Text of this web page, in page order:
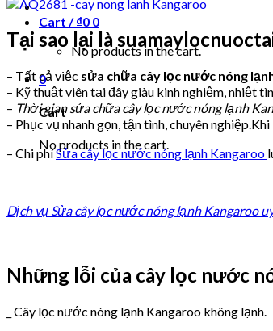
Cart /₫0 0
No products in the cart.
0
Cart
No products in the cart.
Tại sao lại là
– Tất cả việc sửa chữa cây lọc nước nóng
– Kỹ thuật viên tại đây giàu kinh nghiệm, nhiệt
– Thời gian sửa chữa cây lọc nước nóng lạnh
– Phục vụ nhanh gọn, tận tình, chuyên
– Chi phíSửa cây lọc nước nóng lạnh Kangaroo
Dịch vụ Sửa cây lọc nước nóng lạnh Kangaroo
Những lỗi của cây lọc nước
_ Cây lọc nước nóng lạnh Kangaroo không lạnh.